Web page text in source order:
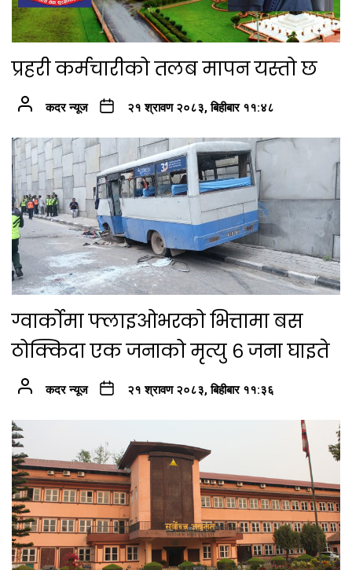
प्रहरी कर्मचारीको तलब मापन यस्तो छ
कदर न्यूज २१ श्रावण २०८३, बिहीबार ११:४८
ग्वार्कोमा फ्लाइओभरको भित्तामा बस
ठोक्किदा एक जनाको मृत्यु ६ जना घाइते
कदर न्यूज २१ श्रावण २०८३, बिहीबार ११:३६